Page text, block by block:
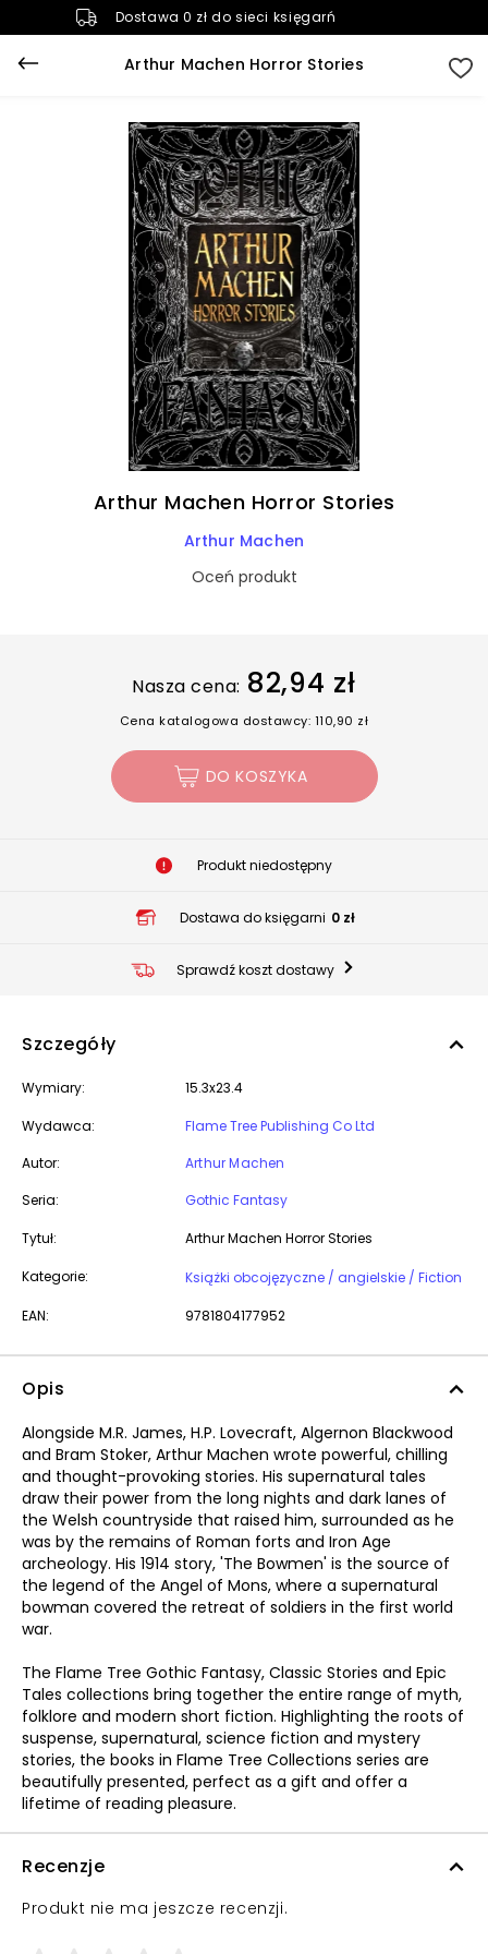
Dostawa 0 zł do sieci księgarń
Arthur Machen Horror Stories
Arthur Machen Horror Stories
Arthur Machen
Oceń produkt
Nasza cena: 82,94 zł
Cena katalogowa dostawcy: 110,90 zł
DO KOSZYKA
Produkt niedostępny
Dostawa do księgarni 0 zł
Sprawdź koszt dostawy
Szczegóły
Wymiary: 15.3x23.4
Wydawca:
Flame Tree Publishing Co Ltd
Autor:
Arthur Machen
Seria:
Gothic Fantasy
Tytuł: Arthur Machen Horror Stories
Kategorie: Książki obcojęzyczne / angielskie / Fiction
EAN: 9781804177952
Opis
Alongside M.R. James, H.P. Lovecraft, Algernon Blackwood
and Bram Stoker, Arthur Machen wrote powerful, chilling
and thought-provoking stories. His supernatural tales
draw their power from the long nights and dark lanes of
the Welsh countryside that raised him, surrounded as he
was by the remains of Roman forts and Iron Age
archeology. His 1914 story, 'The Bowmen' is the source of
the legend of the Angel of Mons, where a supernatural
bowman covered the retreat of soldiers in the first world
war.
The Flame Tree Gothic Fantasy, Classic Stories and Epic
Tales collections bring together the entire range of myth,
folklore and modern short fiction. Highlighting the roots of
suspense, supernatural, science fiction and mystery
stories, the books in Flame Tree Collections series are
beautifully presented, perfect as a gift and offer a
lifetime of reading pleasure.
Recenzje
Produkt nie ma jeszcze recenzji.